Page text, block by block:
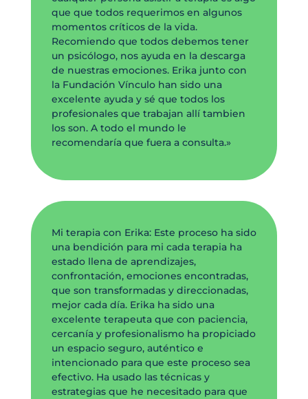
que que todos requerimos en algunos
momentos críticos de la vida.
Recomiendo que todos debemos tener
un psicólogo, nos ayuda en la descarga
de nuestras emociones. Erika junto con
la Fundación Vínculo han sido una
excelente ayuda y sé que todos los
profesionales que trabajan allí tambien
los son. A todo el mundo le
recomendaría que fuera a consulta.»
Mi terapia con Erika: Este proceso ha sido
una bendición para mi cada terapia ha
estado llena de aprendizajes,
confrontación, emociones encontradas,
que son transformadas y direccionadas,
mejor cada día. Erika ha sido una
excelente terapeuta que con paciencia,
cercanía y profesionalismo ha propiciado
un espacio seguro, auténtico e
intencionado para que este proceso sea
efectivo. Ha usado las técnicas y
estrategias que he necesitado para que